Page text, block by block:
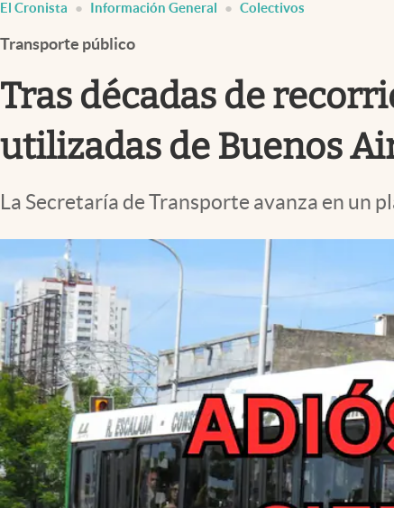
Infotechnology
Clase
Clima
Mundial 2026
Eventos Corporativos
abre en nueva pestaña
El Cronista Información General Colectivos
Transporte público
Tras décadas de
utilizadas de Buenos
La Secretaría de Transporte avanza en un